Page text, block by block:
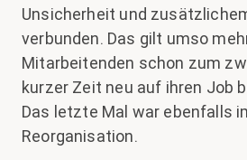
Unsicherheit und
verbunden. Das gilt umso
Mitarbeitenden schon zum
kurzer Zeit neu auf ihren Job
Das letzte Mal war ebenfalls
Reorganisation.